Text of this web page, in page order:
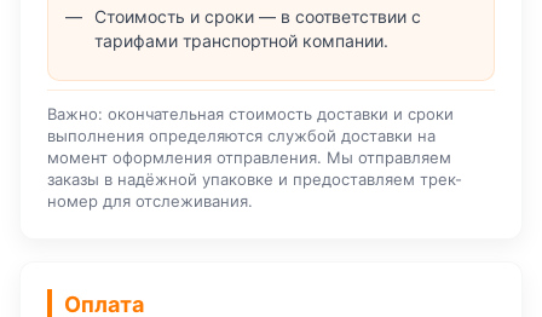
Стоимость и сроки — в соответствии с
тарифами транспортной компании.
Важно: окончательная стоимость доставки и сроки
выполнения определяются службой доставки на
момент оформления отправления. Мы отправляем
заказы в надёжной упаковке и предоставляем трек-
номер для отслеживания.
Оплата